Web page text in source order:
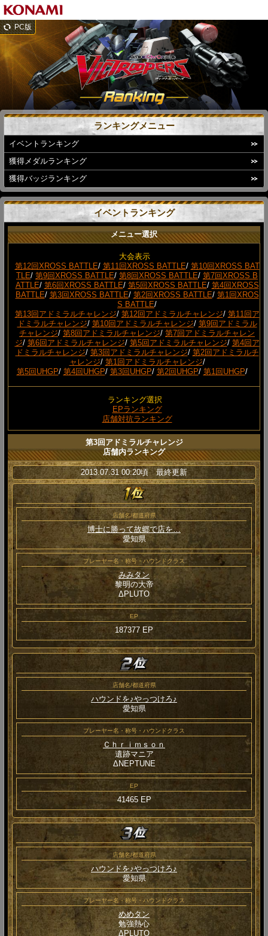
PC版
ランキングメニュー
イベントランキング
獲得メダルランキング
獲得バッジランキング
イベントランキング
メニュー選択
大会表示
第12回XROSS BATTLE/ 第11回XROSS BATTLE/ 第10回XROSS BAT
TLE/ 第9回XROSS BATTLE/ 第8回XROSS BATTLE/ 第7回XROSS B
ATTLE/ 第6回XROSS BATTLE/ 第5回XROSS BATTLE/ 第4回XROSS
BATTLE/ 第3回XROSS BATTLE/ 第2回XROSS BATTLE/ 第1回XROS
S BATTLE/
第13回アドミラルチャレンジ/ 第12回アドミラルチャレンジ/ 第11回ア
ドミラルチャレンジ/ 第10回アドミラルチャレンジ/ 第9回アドミラル
チャレンジ/ 第8回アドミラルチャレンジ/ 第7回アドミラルチャレン
ジ/ 第6回アドミラルチャレンジ/ 第5回アドミラルチャレンジ/ 第4回ア
ドミラルチャレンジ/ 第3回アドミラルチャレンジ/ 第2回アドミラルチ
ャレンジ/ 第1回アドミラルチャレンジ/
第5回UHGP/ 第4回UHGP/ 第3回UHGP/ 第2回UHGP/ 第1回UHGP/
ランキング選択
EPランキング
店舗対抗ランキング
第3回アドミラルチャレンジ
店舗内ランキング
2013.07.31 00:20頃 最終更新
店舗名/都道府県
博士に勝って故郷で店を…
愛知県
プレーヤー名・称号・ハウンドクラス
みみタン
黎明の大帝
ΔPLUTO
EP
187377 EP
店舗名/都道府県
ハウンドを♪やっつけろ♪
愛知県
プレーヤー名・称号・ハウンドクラス
Ｃｈｒｉｍｓｏｎ
遺跡マニア
ΔNEPTUNE
EP
41465 EP
店舗名/都道府県
ハウンドを♪やっつけろ♪
愛知県
プレーヤー名・称号・ハウンドクラス
めめタン
勉強熱心
ΔPLUTO